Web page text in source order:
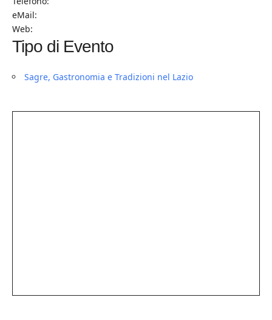
eMail:
Web:
Tipo di Evento
Sagre, Gastronomia e Tradizioni nel Lazio